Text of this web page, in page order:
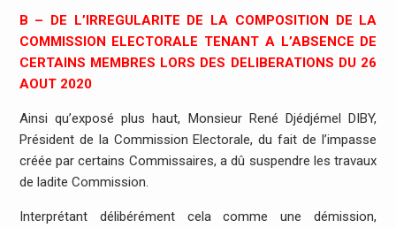
B – DE L’IRREGULARITE DE LA COMPOSITION DE LA
COMMISSION ELECTORALE TENANT A L’ABSENCE DE
CERTAINS MEMBRES LORS DES DELIBERATIONS DU 26
AOUT 2020
Ainsi qu’exposé plus haut, Monsieur René Djédjémel DIBY,
Président de la Commission Electorale, du fait de l’impasse
créée par certains Commissaires, a dû suspendre les travaux
de ladite Commission.
Interprétant délibérément cela comme une démission,